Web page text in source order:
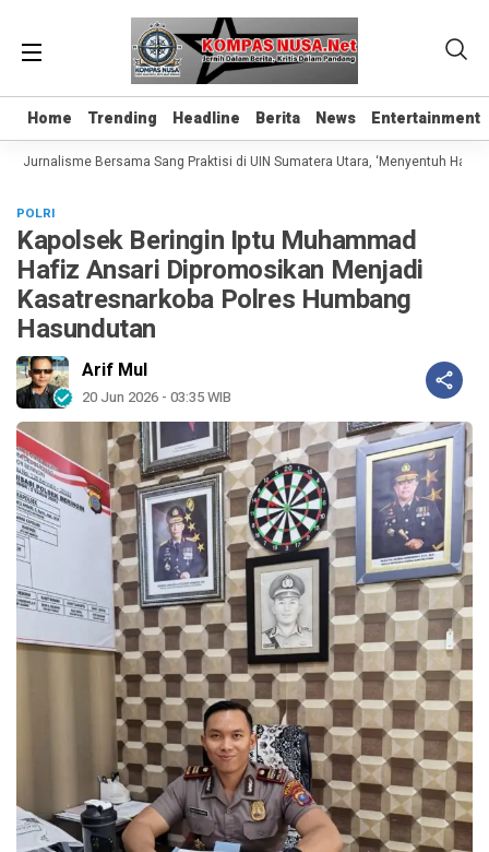
Home Trending Headline Berita News Entertainment
Home Trending Headline Berita News Entertainment
Jurnalisme Bersama Sang Praktisi di UIN Sumatera Utara, ‘Menyentuh Hati
POLRI
Kapolsek Beringin Iptu Muhammad
Hafiz Ansari Dipromosikan Menjadi
Kasatresnarkoba Polres Humbang
Hasundutan
Arif Mul
20 Jun 2026 - 03:35 WIB